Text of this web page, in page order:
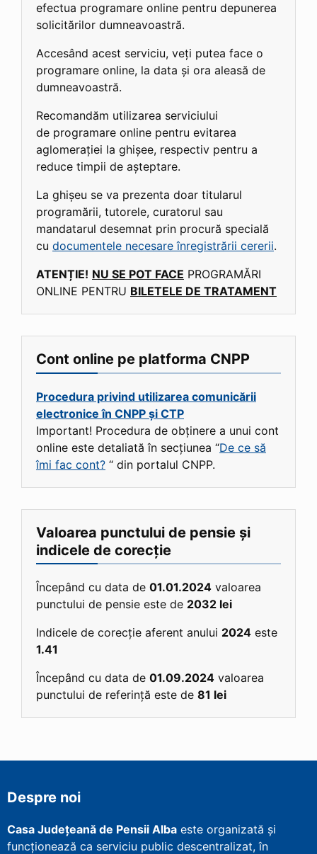
efectua programare online pentru depunerea
solicitărilor dumneavoastră.
Accesând acest serviciu, veți putea face o
programare online, la data și ora aleasă de
dumneavoastră.
Recomandăm utilizarea serviciului
de programare online pentru evitarea
aglomerației la ghișee, respectiv pentru a
reduce timpii de așteptare.
La ghișeu se va prezenta doar titularul
programării, tutorele, curatorul sau
mandatarul desemnat prin procură specială
cu documentele necesare înregistrării cererii.
ATENȚIE! NU SE POT FACE PROGRAMĂRI
ONLINE PENTRU BILETELE DE TRATAMENT
Cont online pe platforma CNPP
Procedura privind utilizarea comunicării
electronice în CNPP și CTP
Important! Procedura de obținere a unui cont
online este detaliată în secțiunea “De ce să
îmi fac cont? “ din portalul CNPP.
Valoarea punctului de pensie și
indicele de corecție
Începând cu data de 01.01.2024 valoarea
punctului de pensie este de 2032 lei
Indicele de corecție aferent anului 2024 este
1.41
Începând cu data de 01.09.2024 valoarea
punctului de referință este de 81 lei
Despre noi
Casa Județeană de Pensii Alba este organizată și
funcționează ca serviciu public descentralizat, în